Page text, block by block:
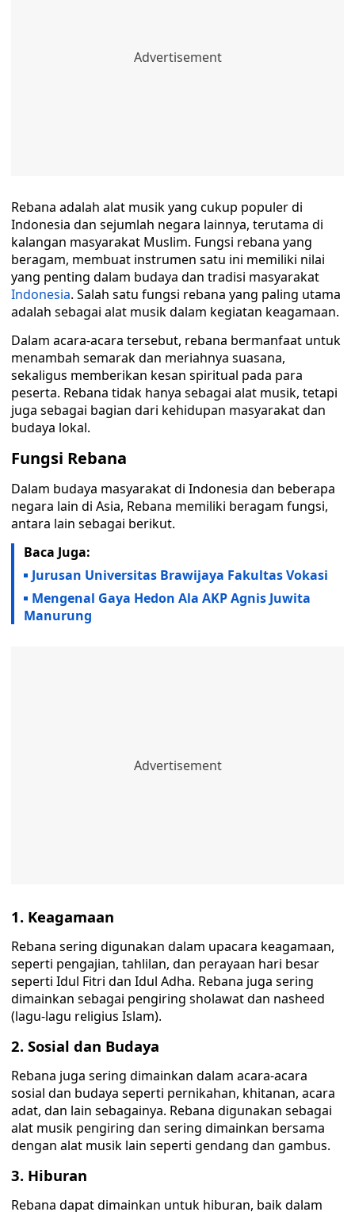
Rebana adalah alat musik yang cukup populer di
Indonesia dan sejumlah negara lainnya, terutama di
kalangan masyarakat Muslim. Fungsi rebana yang
beragam, membuat instrumen satu ini memiliki nilai
yang penting dalam budaya dan tradisi masyarakat
Indonesia. Salah satu fungsi rebana yang paling utama
adalah sebagai alat musik dalam kegiatan keagamaan.
Dalam acara-acara tersebut, rebana bermanfaat untuk
menambah semarak dan meriahnya suasana,
sekaligus memberikan kesan spiritual pada para
peserta. Rebana tidak hanya sebagai alat musik, tetapi
juga sebagai bagian dari kehidupan masyarakat dan
budaya lokal.
Fungsi Rebana
Dalam budaya masyarakat di Indonesia dan beberapa
negara lain di Asia, Rebana memiliki beragam fungsi,
antara lain sebagai berikut.
Baca Juga:
Jurusan Universitas Brawijaya Fakultas Vokasi
Mengenal Gaya Hedon Ala AKP Agnis Juwita
Manurung
1. Keagamaan
Rebana sering digunakan dalam upacara keagamaan,
seperti pengajian, tahlilan, dan perayaan hari besar
seperti Idul Fitri dan Idul Adha. Rebana juga sering
dimainkan sebagai pengiring sholawat dan nasheed
(lagu-lagu religius Islam).
2. Sosial dan Budaya
Rebana juga sering dimainkan dalam acara-acara
sosial dan budaya seperti pernikahan, khitanan, acara
adat, dan lain sebagainya. Rebana digunakan sebagai
alat musik pengiring dan sering dimainkan bersama
dengan alat musik lain seperti gendang dan gambus.
3. Hiburan
Rebana dapat dimainkan untuk hiburan, baik dalam